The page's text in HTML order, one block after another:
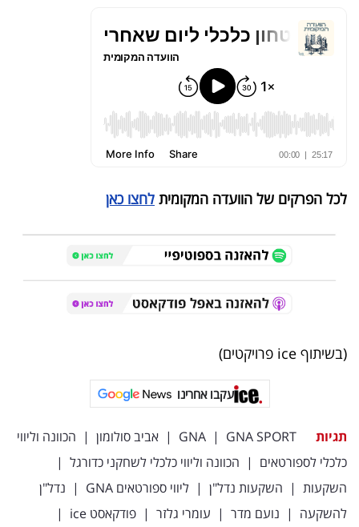
לכל הפרקים של הוועדה המקומית לחצו כאן
(בשיתוף ice פרויקטים)
עקבו אחרינו
תגיות GNA | GNA SPORT
| אביב סולומון | הכוונה וליווי
כלכלי לספורטאים | הכוונה וליווי כלכלי לשחקני כדורגל |
השקעות | השקעות נדל"ן | ליווי ספורטאים GNA | נדל"ן
להשקעה | נועם מדר | עומרי גלזר | פודקאסט ice
|